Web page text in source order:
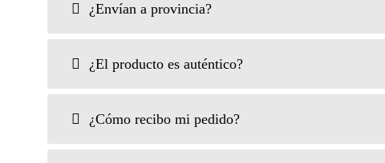
¿Envían a provincia?
¿El producto es auténtico?
¿Cómo recibo mi pedido?